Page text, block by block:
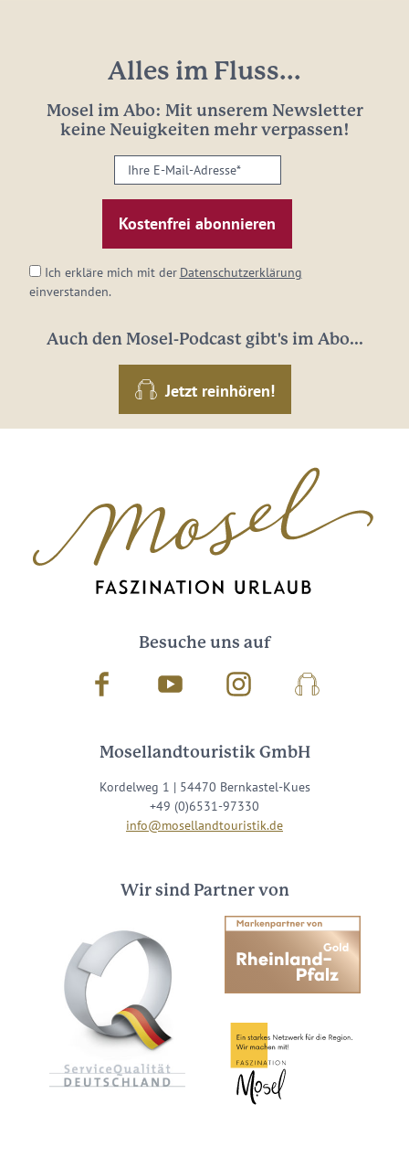
Alles im Fluss...
Mosel im Abo: Mit unserem Newsletter
keine Neuigkeiten mehr verpassen!
Ihre
E-
Mail-
Adresse:
Ich erkläre mich mit der Datenschutzerklärung
einverstanden.
Auch den Mosel-Podcast gibt's im Abo...
Jetzt reinhören!
Besuche uns auf
Facebook Youtube InstagramPodcast
Mosellandtouristik GmbH
Kordelweg 1 | 54470 Bernkastel-Kues
+49 (0)6531-97330
info@mosellandtouristik.de
Wir sind Partner von